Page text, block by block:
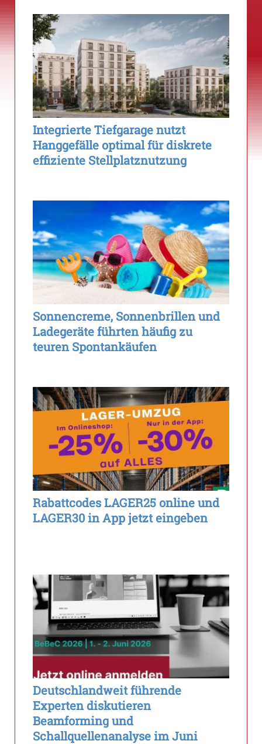
Integrierte Tiefgarage nutzt
Hanggefälle optimal für diskrete
effiziente Stellplatznutzung
Sonnencreme, Sonnenbrillen und
Ladegeräte führten häufig zu
teuren Spontankäufen
Rabattcodes LAGER25 online und
LAGER30 in App jetzt eingeben
Deutschlandweit führende
Experten diskutieren
Beamforming und
Schallquellenanalyse im Juni